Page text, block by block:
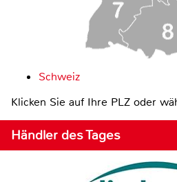
Schweiz
Klicken Sie auf Ihre PLZ oder
Händler des Tages